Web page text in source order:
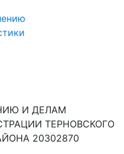
И ДЕЛАМ
ТЕРНОВСКОГО
20302870